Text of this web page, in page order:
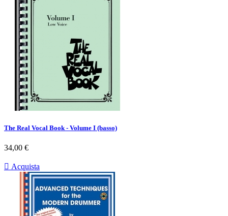
The Real Vocal Book - Volume I (basso)
Prezzo
34,00 €
 Acquista